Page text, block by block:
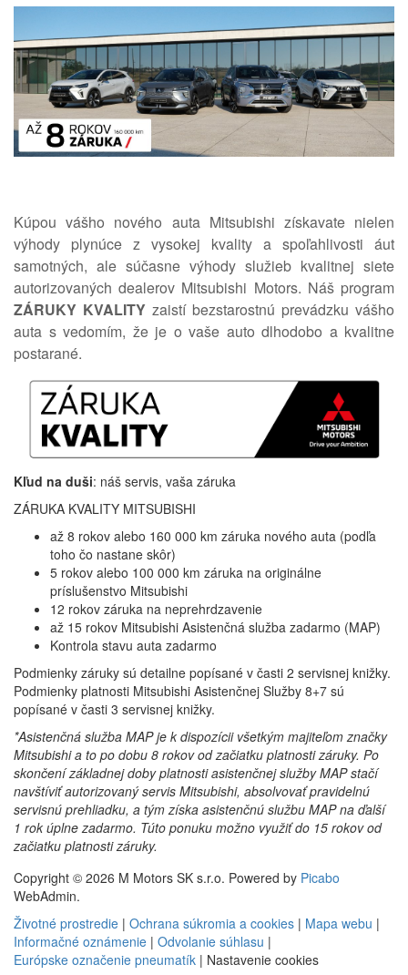
Kúpou vášho nového auta Mitsubishi získavate nielen
výhody plynúce z vysokej kvality a spoľahlivosti áut
samotných, ale súčasne výhody služieb kvalitnej siete
autorizovaných dealerov Mitsubishi Motors. Náš program
ZÁRUKY KVALITY zaistí bezstarostnú prevádzku vášho
auta s vedomím, že je o vaše auto dlhodobo a kvalitne
postarané.
Kľud na duši: náš servis, vaša záruka
ZÁRUKA KVALITY MITSUBISHI
až 8 rokov alebo 160 000 km záruka nového auta (podľa
toho čo nastane skôr)
5 rokov alebo 100 000 km záruka na originálne
príslušenstvo Mitsubishi
12 rokov záruka na neprehrdzavenie
až 15 rokov Mitsubishi Asistenčná služba zadarmo (MAP)
Kontrola stavu auta zadarmo
Podmienky záruky sú detailne popísané v časti 2 servisnej knižky.
Podmienky platnosti Mitsubishi Asistenčnej Služby 8+7 sú
popísané v časti 3 servisnej knižky.
*Asistenčná služba MAP je k dispozícii všetkým majiteľom značky
Mitsubishi a to po dobu 8 rokov od začiatku platnosti záruky. Po
skončení základnej doby platnosti asistenčnej služby MAP stačí
navštíviť autorizovaný servis Mitsubishi, absolvovať pravidelnú
servisnú prehliadku, a tým získa asistenčnú službu MAP na ďalší
1 rok úplne zadarmo. Túto ponuku možno využiť do 15 rokov od
začiatku platnosti záruky.
Copyright © 2026 M Motors SK s.r.o. Powered by Picabo
WebAdmin.
Životné prostredie | Ochrana súkromia a cookies | Mapa webu |
Informačné oznámenie | Odvolanie súhlasu |
Európske označenie pneumatík | Nastavenie cookies